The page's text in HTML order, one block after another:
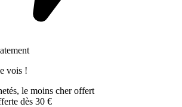
vois !
le moins cher offert
dès 30 €